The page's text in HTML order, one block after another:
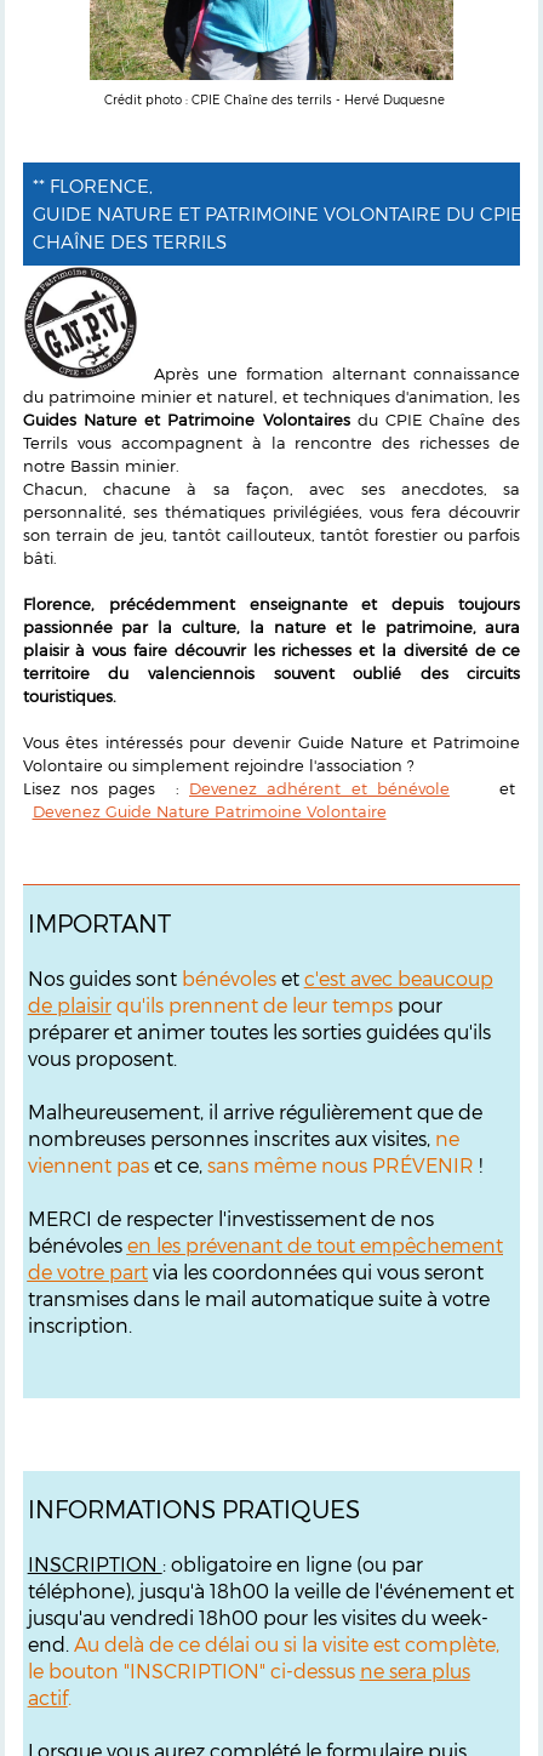
Crédit photo : CPIE Chaîne des terrils - Hervé Duquesne
** FLORENCE,
GUIDE NATURE ET PATRIMOINE VOLONTAIRE DU CPIE
CHAÎNE DES TERRILS
Après une formation alternant connaissance
du patrimoine minier et naturel, et techniques d'animation, les
Guides Nature et Patrimoine Volontairesdu CPIE Chaîne des
Terrils vous accompagnent à la rencontre des richesses de
notre Bassin minier.
Chacun, chacune à sa façon, avec ses anecdotes, sa
personnalité, ses thématiques privilégiées, vous fera découvrir
son terrain de jeu, tantôt caillouteux, tantôt forestier ou parfois
bâti.
Florence, précédemment enseignante et depuis toujours
passionnée par la culture, la nature et le patrimoine, aura
plaisir à vous faire découvrir les richesses et la diversité de ce
territoire du valenciennois souvent oublié des circuits
touristiques.
Vous êtes intéressés pour devenir Guide Nature et Patrimoine
Volontaire ou simplement rejoindre l'association ?
Lisez nos pages : Devenez adhérent et bénévole et
Devenez Guide Nature Patrimoine Volontaire
IMPORTANT
Nos guides sont bénévoleset c'est avec beaucoup
de plaisirqu'ils prennent de leur tempspour
préparer et animer toutes les sorties guidées qu'ils
vous proposent.
Malheureusement, il arrive régulièrement que de
nombreuses personnes inscrites aux visites, ne
viennent paset ce, sans même nous PRÉVENIR !
MERCI de respecter l'investissement de nos
bénévoles en les prévenant de tout empêchement
de votre partvia les coordonnées qui vous seront
transmises dans le mail automatique suite à votre
inscription.
INFORMATIONS PRATIQUES
INSCRIPTION : obligatoire en ligne (ou par
téléphone), jusqu'à 18h00 la veille de l'événement et
jusqu'au vendredi 18h00 pour les visites du week-
end. Au delà de ce délai ou si la visite est complète,
le bouton "INSCRIPTION" ci-dessus ne sera plus
actif.
Lorsque vous aurez complété le formulaire puis